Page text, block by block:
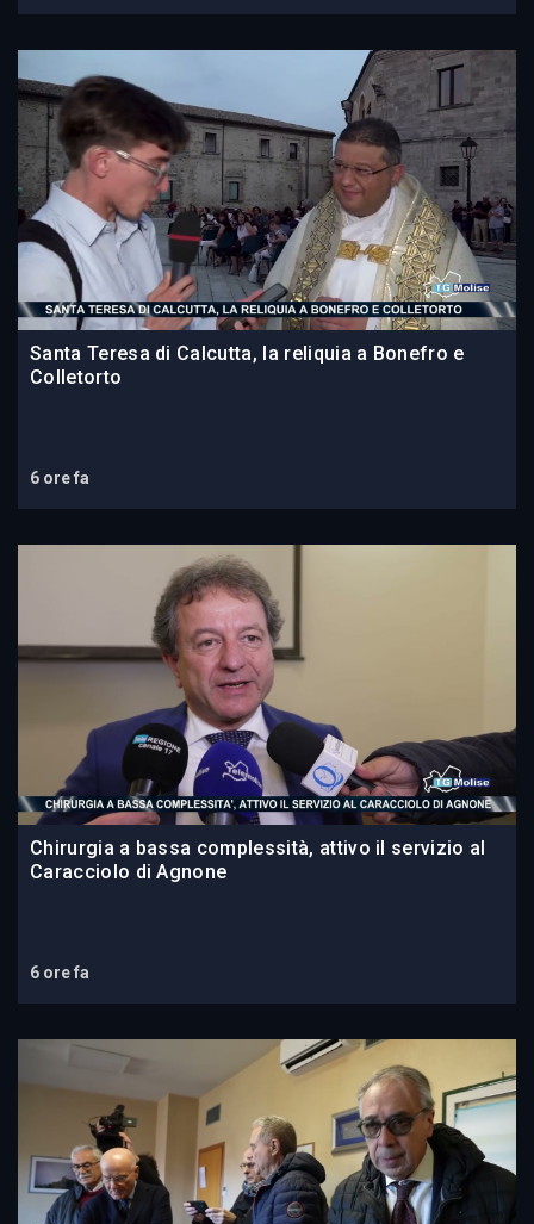
Santa Teresa di Calcutta, la reliquia a Bonefro e
Colletorto
6 ore fa
Chirurgia a bassa complessità, attivo il servizio al
Caracciolo di Agnone
6 ore fa